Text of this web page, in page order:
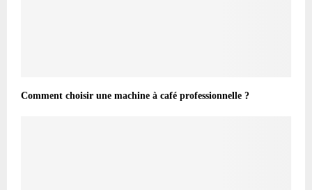
Comment choisir une machine à café professionnelle ?